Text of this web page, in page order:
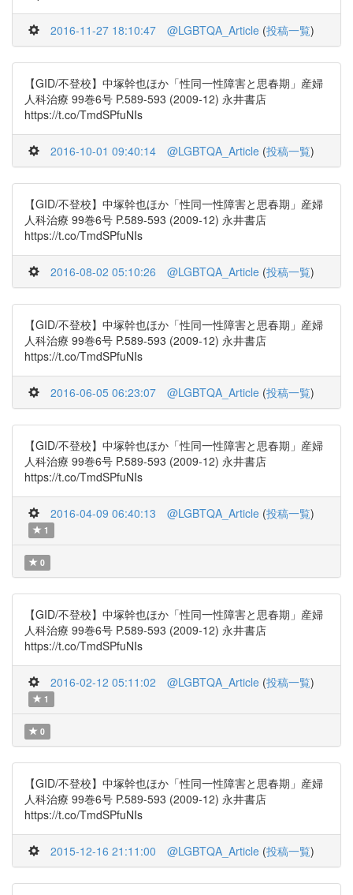
2016-11-27 18:10:47 @LGBTQA_Article (投稿一覧)
【GID/不登校】中塚幹也ほか「性同一性障害と思春期」産婦
人科治療 99巻6号 P.589-593 (2009-12) 永井書店
https://t.co/TmdSPfuNIs
2016-10-01 09:40:14 @LGBTQA_Article (投稿一覧)
【GID/不登校】中塚幹也ほか「性同一性障害と思春期」産婦
人科治療 99巻6号 P.589-593 (2009-12) 永井書店
https://t.co/TmdSPfuNIs
2016-08-02 05:10:26 @LGBTQA_Article (投稿一覧)
【GID/不登校】中塚幹也ほか「性同一性障害と思春期」産婦
人科治療 99巻6号 P.589-593 (2009-12) 永井書店
https://t.co/TmdSPfuNIs
2016-06-05 06:23:07 @LGBTQA_Article (投稿一覧)
【GID/不登校】中塚幹也ほか「性同一性障害と思春期」産婦
人科治療 99巻6号 P.589-593 (2009-12) 永井書店
https://t.co/TmdSPfuNIs
2016-04-09 06:40:13 @LGBTQA_Article (投稿一覧)
1
0
【GID/不登校】中塚幹也ほか「性同一性障害と思春期」産婦
人科治療 99巻6号 P.589-593 (2009-12) 永井書店
https://t.co/TmdSPfuNIs
2016-02-12 05:11:02 @LGBTQA_Article (投稿一覧)
1
0
【GID/不登校】中塚幹也ほか「性同一性障害と思春期」産婦
人科治療 99巻6号 P.589-593 (2009-12) 永井書店
https://t.co/TmdSPfuNIs
2015-12-16 21:11:00 @LGBTQA_Article (投稿一覧)